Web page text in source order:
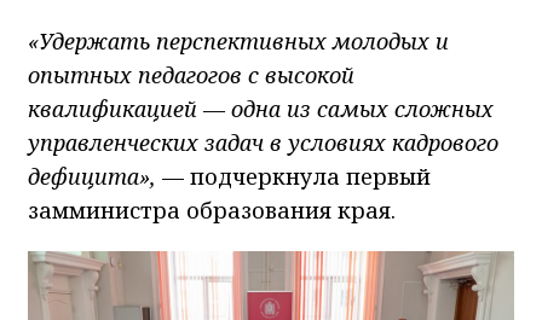
«Удержать перспективных молодых и
опытных педагогов с высокой
квалификацией — одна из самых сложных
управленческих задач в условиях кадрового
дефицита», — подчеркнула первый
замминистра образования края.